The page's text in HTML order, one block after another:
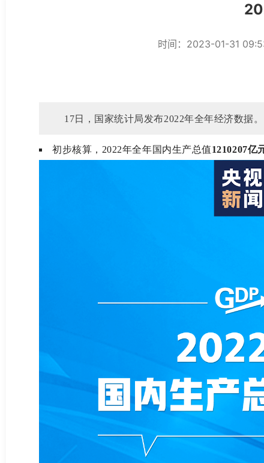
时间：2023-01-31
17日，国家统计局发布2022年全年经济数据。
初步核算， 2022年全年国内生产总值1210207亿